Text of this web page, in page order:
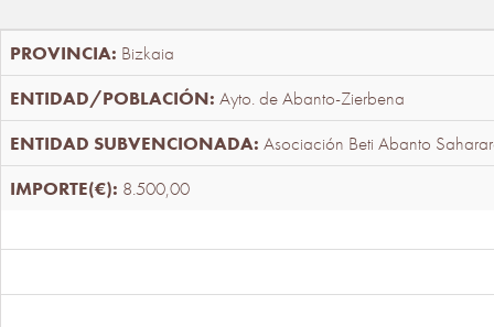
Bizkaia
Ayto. de Abanto-Zierbena
Asociación Beti Abanto
8.500,00